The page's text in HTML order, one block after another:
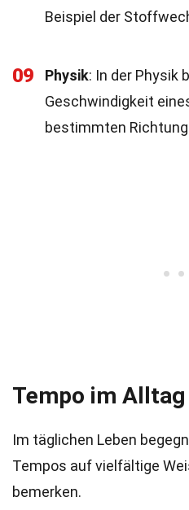
Beispiel der
09 Physik: In der Physik
Geschwindigkeit
bestimmten
Tempo im Alltag
Im täglichen Leben
Tempos auf vielfältige
bemerken.